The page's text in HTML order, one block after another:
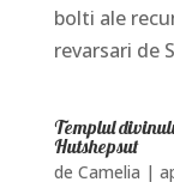
bolti ale
revarsari de
Templul
Hutshepsut
de Camelia |